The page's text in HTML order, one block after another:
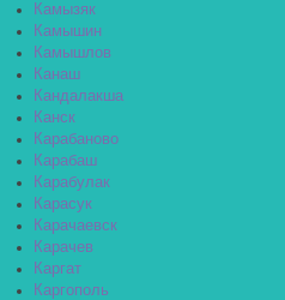
Камызяк
Камышин
Камышлов
Канаш
Кандалакша
Канск
Карабаново
Карабаш
Карабулак
Карасук
Карачаевск
Карачев
Каргат
Каргополь